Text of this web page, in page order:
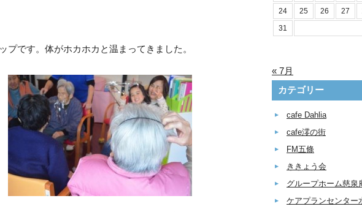
プです。体がホカホカと温まってきました。
24
25 26 27
31
« 7月
カテゴリー
cafe Dahlia
cafe澪の街
FM五條
ききょう会
グループホーム慈泉
ケアプランセンター